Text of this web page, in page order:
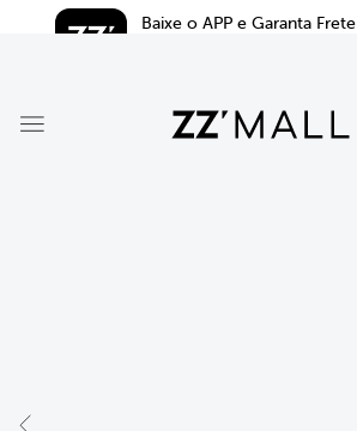
Baixe o APP e Garanta Frete